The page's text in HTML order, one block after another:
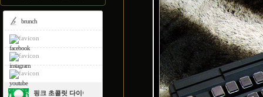
brunch
facebook
instagram
youtube
핑크 초콜릿 다이아몬드